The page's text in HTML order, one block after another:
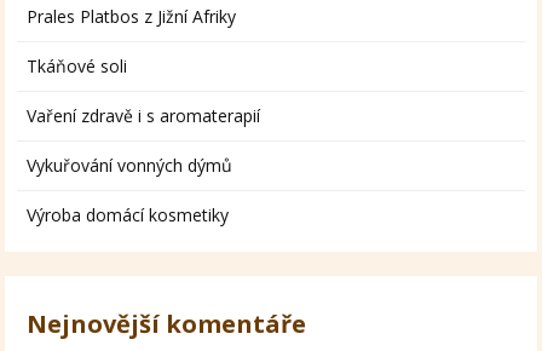
Prales Platbos z Jižní Afriky
Tkáňové soli
Vaření zdravě i s aromaterapií
Vykuřování vonných dýmů
Výroba domácí kosmetiky
Nejnovější komentáře